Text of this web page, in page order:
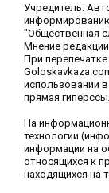
Учредитель:
"Общественная
Мнение
При
использовании в
прямая
На
технологии
информации на
относящихся к
находящихся на